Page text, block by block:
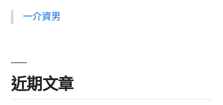
一介資男
近期文章